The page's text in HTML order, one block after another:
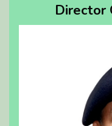
Director